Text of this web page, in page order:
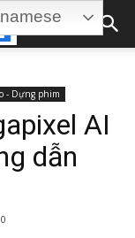
- Dựng phim
AI
dẫn
0